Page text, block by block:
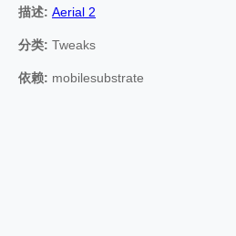
描述: Aerial 2
分类: Tweaks
依赖: mobilesubstrate